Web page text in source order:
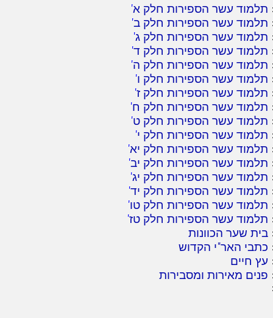
תלמוד עשר הספירות חלק א'
תלמוד עשר הספירות חלק ב'
תלמוד עשר הספירות חלק ג'
תלמוד עשר הספירות חלק ד'
תלמוד עשר הספירות חלק ה'
תלמוד עשר הספירות חלק ו'
תלמוד עשר הספירות חלק ז'
תלמוד עשר הספירות חלק ח'
תלמוד עשר הספירות חלק ט'
תלמוד עשר הספירות חלק י'
תלמוד עשר הספירות חלק יא'
תלמוד עשר הספירות חלק יב'
תלמוד עשר הספירות חלק יג'
תלמוד עשר הספירות חלק יד'
תלמוד עשר הספירות חלק טו'
תלמוד עשר הספירות חלק טז'
בית שער הכוונות
כתבי האר"י הקדוש
עץ חיים
פנים מאירות ומסבירות